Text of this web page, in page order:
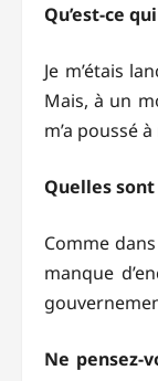
Qu’est-ce
Je m’étais
Mais, à un
m’a poussé
Quelles
Comme
manque
Ne pensez-